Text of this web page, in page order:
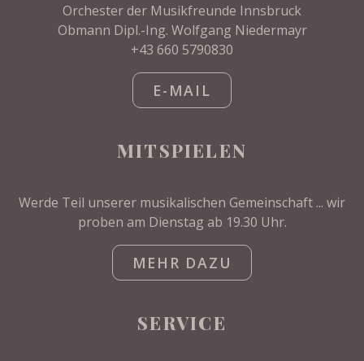
Orchester der Musikfreunde Innsbruck
Obmann Dipl.-Ing. Wolfgang Niedermayr
+43 660 5790830
E-MAIL
MITSPIELEN
Werde Teil unserer musikalischen Gemeinschaft ... wir
proben am Dienstag ab 19.30 Uhr.
MEHR DAZU
SERVICE